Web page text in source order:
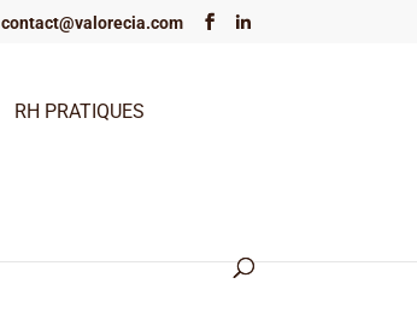
contact@valorecia.com
RH PRATIQUES